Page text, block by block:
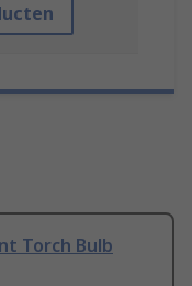
Torch Bulb